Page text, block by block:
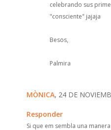
celebrando sus
"consciente" jajaja
Besos,
Palmira
MÒNICA, 24 DE
Responder
Si que em sembla una